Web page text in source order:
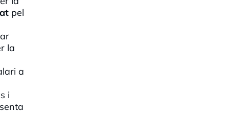
pel
la
a
i